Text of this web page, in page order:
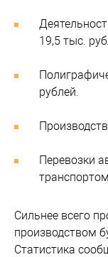
19,5 тыс.
рублей.
Перевозки
Сильнее всего
производством
Статистика